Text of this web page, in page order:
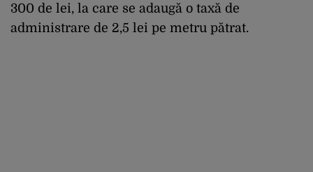
300 de lei, la care se adaugă o taxă de
administrare de 2,5 lei pe metru pătrat.